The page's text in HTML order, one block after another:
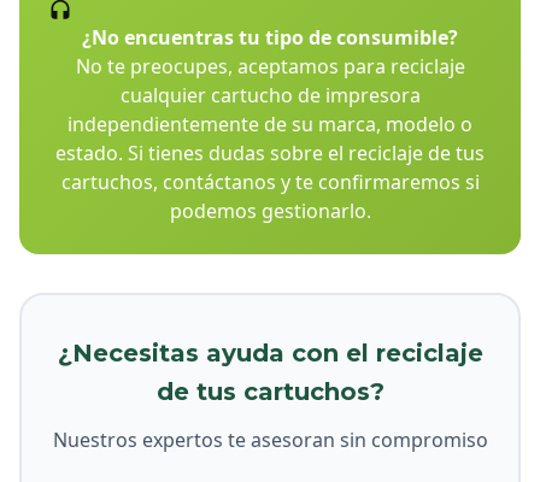
¿No encuentras tu tipo de consumible?
No te preocupes, aceptamos para reciclaje
cualquier cartucho de impresora
independientemente de su marca, modelo o
estado. Si tienes dudas sobre el reciclaje de tus
cartuchos, contáctanos y te confirmaremos si
podemos gestionarlo.
¿Necesitas ayuda con el reciclaje
de tus cartuchos?
Nuestros expertos te asesoran sin compromiso